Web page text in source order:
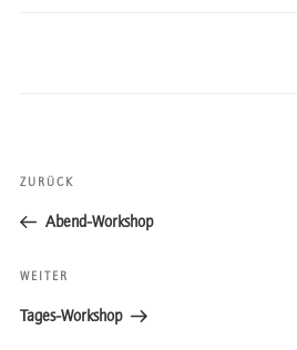
Beitragsnavigation
Vorheriger
Beitrag
ZURÜCK
Abend-Workshop
Nächster
Beitrag
WEITER
Tages-Workshop